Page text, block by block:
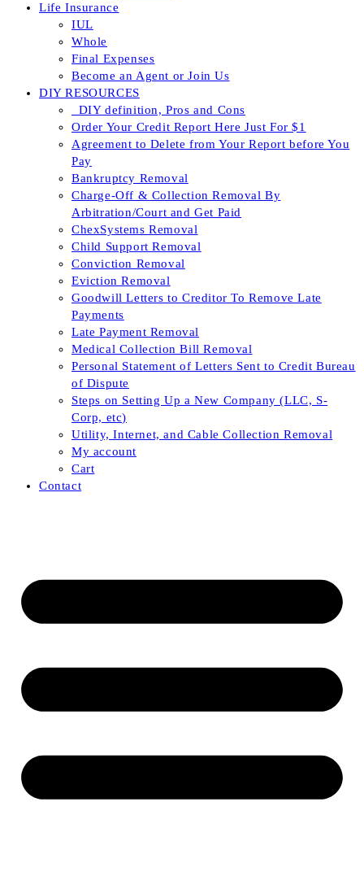
Life Insurance
IUL
Whole
Final Expenses
Become an Agent or Join Us
DIY RESOURCES
_DIY definition, Pros and Cons
Order Your Credit Report Here Just For $1
Agreement to Delete from Your Report before You
Pay
Bankruptcy Removal
Charge-Off & Collection Removal By
Arbitration/Court and Get Paid
ChexSystems Removal
Child Support Removal
Conviction Removal
Eviction Removal
Goodwill Letters to Creditor To Remove Late
Payments
Late Payment Removal
Medical Collection Bill Removal
Personal Statement of Letters Sent to Credit Bureau
of Dispute
Steps on Setting Up a New Company (LLC, S-
Corp, etc)
Utility, Internet, and Cable Collection Removal
My account
Cart
Contact